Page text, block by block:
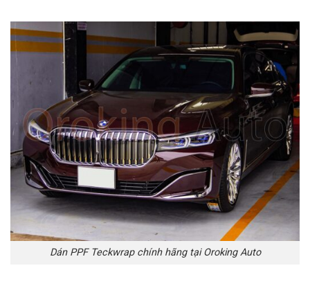
Dán PPF Teckwrap chính hãng tại Oroking Auto